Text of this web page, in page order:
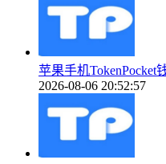
苹果手机
2026-08-06 20:52:57